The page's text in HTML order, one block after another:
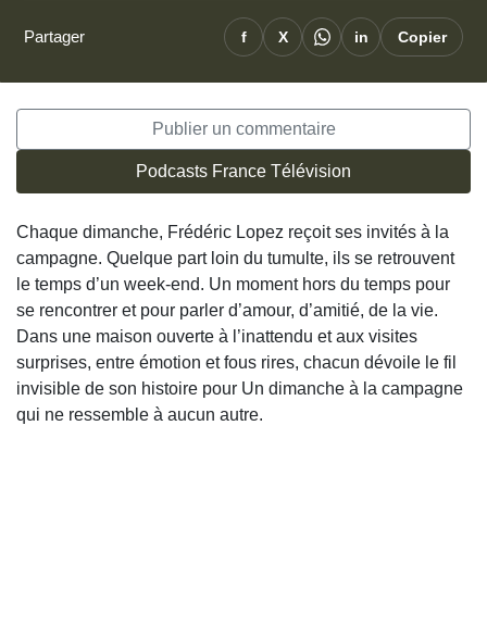
Partager f X in Copier
Publier un commentaire
Podcasts France Télévision
Chaque dimanche, Frédéric Lopez reçoit ses invités à la
campagne. Quelque part loin du tumulte, ils se retrouvent
le temps d’un week-end. Un moment hors du temps pour
se rencontrer et pour parler d’amour, d’amitié, de la vie.
Dans une maison ouverte à l’inattendu et aux visites
surprises, entre émotion et fous rires, chacun dévoile le fil
invisible de son histoire pour Un dimanche à la campagne
qui ne ressemble à aucun autre.